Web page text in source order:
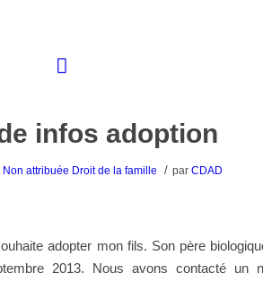
infos adoption
Non attribuée Droit de la famille / par CDAD
adopter mon fils. Son père
2013. Nous avons contacté un